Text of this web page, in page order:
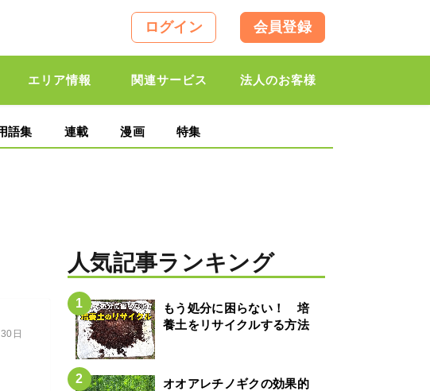
ログイン 会員登録
エリア情報 関連サービス 法人のお客様
語集 連載 漫画 特集
日
人気記事ランキング
もう処分に困らない！ 培
養土をリサイクルする方法
オオアレチノギクの効果的